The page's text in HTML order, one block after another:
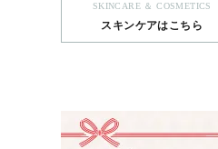
SKINCARE ＆ COSMETICS
スキンケアはこちら